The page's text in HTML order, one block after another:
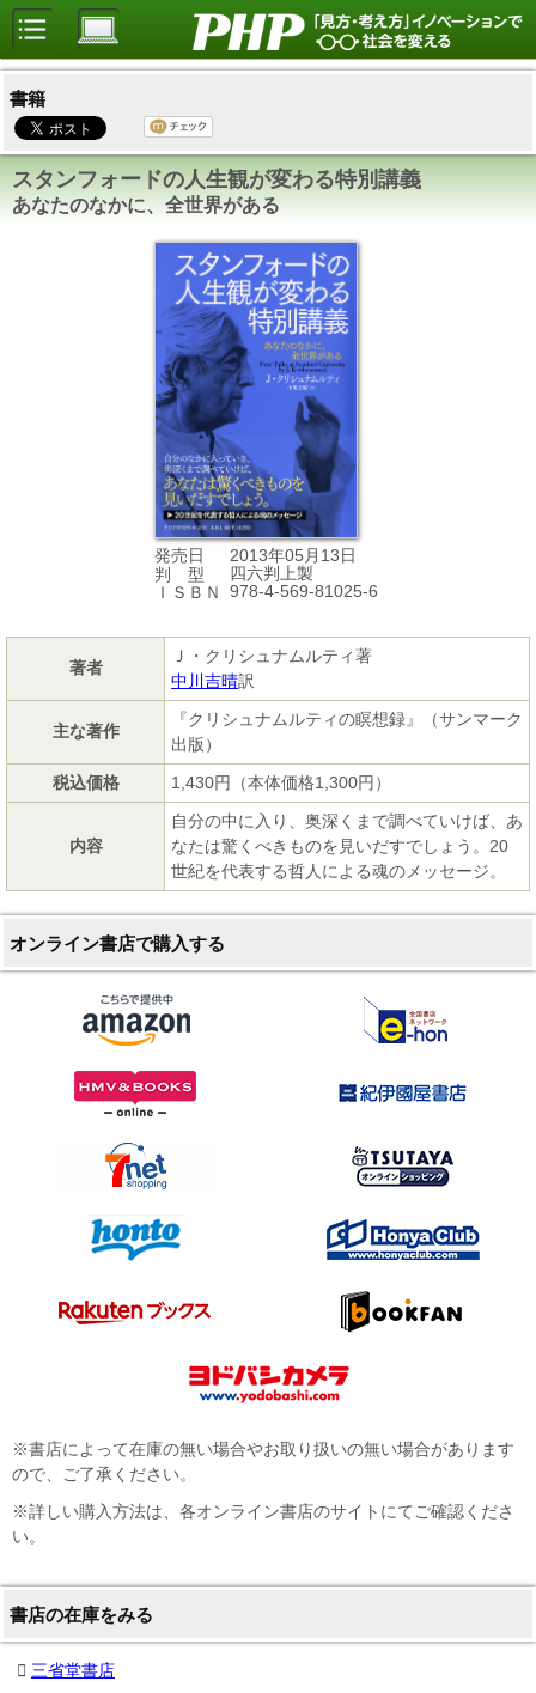
書籍
スタンフォードの人生観が変わる特別講義
あなたのなかに、全世界がある
発売日
2013年05月13日
判 型
四六判上製
ＩＳＢＮ
978-4-569-81025-6
著者
Ｊ・クリシュナムルティ著
中川吉晴訳
主な著作
『クリシュナムルティの瞑想録』（サンマーク
出版）
税込価格
1,430円（本体価格1,300円）
内容
自分の中に入り、奥深くまで調べていけば、あ
なたは驚くべきものを見いだすでしょう。20
世紀を代表する哲人による魂のメッセージ。
オンライン書店で購入する
※書店によって在庫の無い場合やお取り扱いの無い場合があります
ので、ご了承ください。
※詳しい購入方法は、各オンライン書店のサイトにてご確認くださ
い。
書店の在庫をみる
三省堂書店